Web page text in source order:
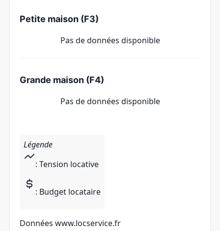
Petite maison (F3)
Pas de données disponible
Grande maison (F4)
Pas de données disponible
Légende
: Tension locative
: Budget locataire
Données www.locservice.fr